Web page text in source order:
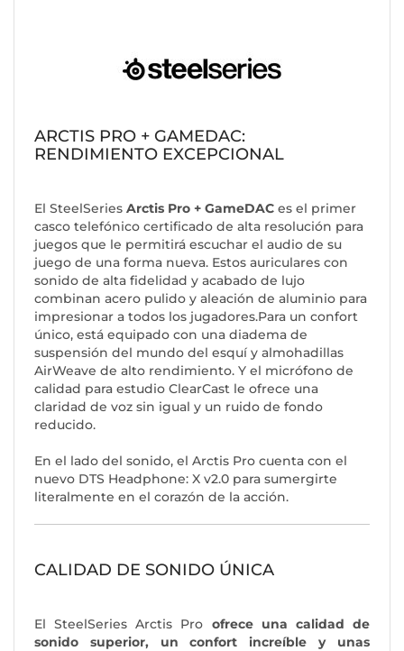
ARCTIS PRO + GAMEDAC:
RENDIMIENTO EXCEPCIONAL
El SteelSeries Arctis Pro + GameDAC es el primer
casco telefónico certificado de alta resolución para
juegos que le permitirá escuchar el audio de su
juego de una forma nueva. Estos auriculares con
sonido de alta fidelidad y acabado de lujo
combinan acero pulido y aleación de aluminio para
impresionar a todos los jugadores.Para un confort
único, está equipado con una diadema de
suspensión del mundo del esquí y almohadillas
AirWeave de alto rendimiento. Y el micrófono de
calidad para estudio ClearCast le ofrece una
claridad de voz sin igual y un ruido de fondo
reducido.
En el lado del sonido, el Arctis Pro cuenta con el
nuevo DTS Headphone: X v2.0 para sumergirte
literalmente en el corazón de la acción.
CALIDAD DE SONIDO ÚNICA
El SteelSeries Arctis Pro ofrece una calidad de
sonido superior, un confort increíble y unas